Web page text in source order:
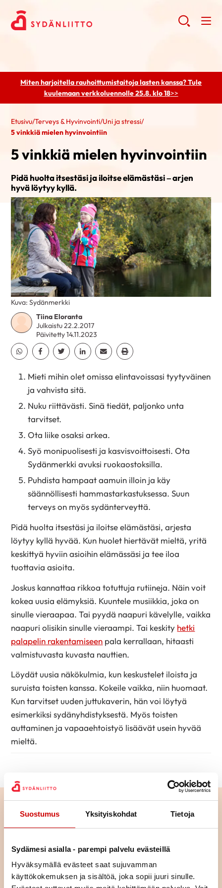
Suostumus Yksityiskohdat Tietoja
Sydämesi asialla - parempi palvelu evästeillä
Hyväksymällä evästeet saat sujuvamman
käyttökokemuksen ja sisältöä, joka sopii juuri sinulle.
Miten harjoitella rauhoittumistaitoja lasten kanssa? Tule
kuulemaanverkkoluennolle 25.8. klo 18>>
Etusivu/Terveys & Hyvinvointi/Uni ja stressi/
5 vinkkiä mielen hyvinvointiin
5 vinkkiä mielen hyvinvointiin
Pidä huolta itsestäsi ja iloitse elämästäsi – arjen
hyvä löytyy kyllä.
Tiina Eloranta
Julkaistu 22.2.2017
Päivitetty 14.11.2023
Jaa Whatsapp
Jaa Facebook
Jaa TwitterJaa Linkedin
Jaa EmailJaa Print
Kuva: Sydänmerkki
Mieti mihin olet omissa elintavoissasi tyytyväinen
ja vahvista sitä.
Nuku riittävästi. Sinä tiedät, paljonko unta
tarvitset.
Ota liike osaksi arkea.
Syö monipuolisesti ja kasvisvoittoisesti. Ota
Sydänmerkki avuksi ruokaostoksilla.
Puhdista hampaat aamuin illoin ja käy
säännöllisesti hammastarkastuksessa. Suun
terveys on myös sydänterveyttä.
Pidä huolta itsestäsi ja iloitse elämästäsi, arjesta
löytyy kyllä hyvää. Kun huolet hiertävät mieltä, yritä
keskittyä hyviin asioihin elämässäsi ja tee iloa
tuottavia asioita.
Joskus kannattaa rikkoa totuttuja rutiineja. Näin voit
kokea uusia elämyksiä. Kuuntele musiikkia, joka on
sinulle vieraapaa. Tai pyydä naapuri kävelylle, vaikka
naapuri olisikin sinulle vieraampi. Tai keskity hetki
palapelin rakentamiseen pala kerrallaan, hitaasti
valmistuvasta kuvasta nauttien.
Löydät uusia näkökulmia, kun keskustelet iloista ja
suruista toisten kanssa. Kokeile vaikka, niin huomaat.
Kun tarvitset uuden juttukaverin, hän voi löytyä
esimerkiksi sydänyhdistyksestä. Myös toisten
auttaminen ja vapaaehtoistyö lisäävät usein hyvää
mieltä.
lisää liikettä
LUE ARTIKKELI